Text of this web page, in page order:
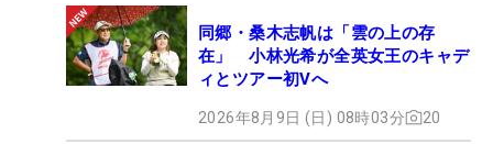
同郷・桑木志帆は「雲の上の存
在」 小林光希が全英女王のキャデ
ィとツアー初Vへ
2026年8月9日 (日) 08時03分 20